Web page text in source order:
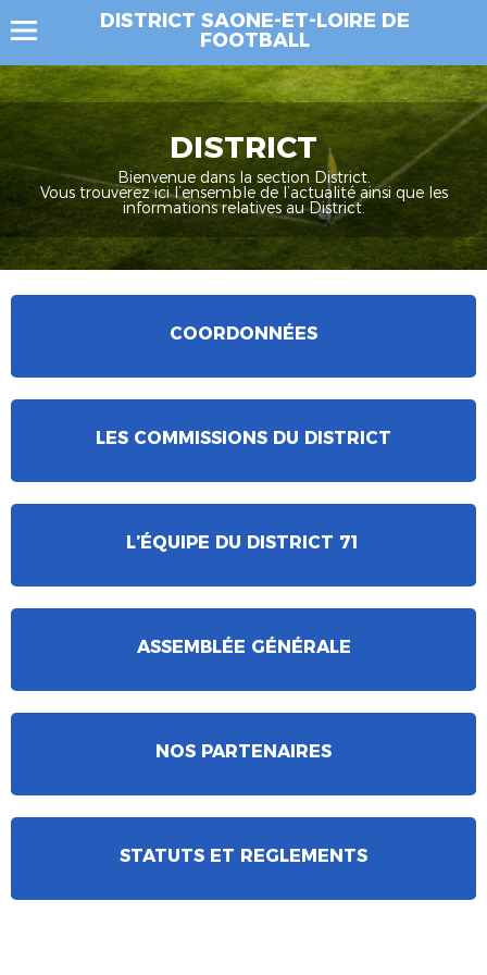
DISTRICT SAONE-ET-LOIRE DE
FOOTBALL
DISTRICT
Bienvenue dans la section District.
Vous trouverez ici l’ensemble de l’actualité ainsi que les
informations relatives au District.
COORDONNÉES
LES COMMISSIONS DU DISTRICT
L’ÉQUIPE DU DISTRICT 71
ASSEMBLÉE GÉNÉRALE
NOS PARTENAIRES
STATUTS ET REGLEMENTS